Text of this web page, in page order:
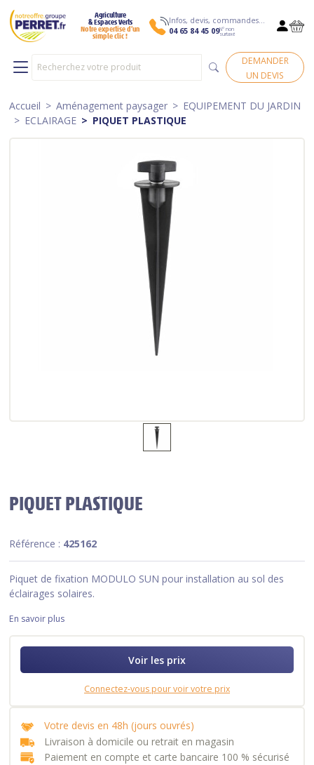
Agriculture
& Espaces Verts
Notre expertise d’un
simple clic !
Infos, devis, commandes…
04 65 84 45 09N° non
surtaxé
DEMANDER
UN DEVIS
Accueil Aménagement paysager
EQUIPEMENT DU JARDIN
ECLAIRAGE
PIQUET PLASTIQUE
PIQUET PLASTIQUE
Référence : 425162
Piquet de fixation MODULO SUN pour installation au sol des
éclairages solaires.
En savoir plus
Voir les prix
Connectez-vous pour voir votre prix
Votre devis en 48h (jours ouvrés)
Livraison à domicile ou retrait en magasin
Paiement en compte et carte bancaire 100 % sécurisé